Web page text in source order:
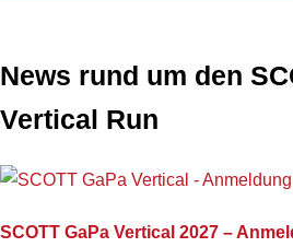
News rund um den
Vertical Run
SCOTT GaPa Vertical 2027 –